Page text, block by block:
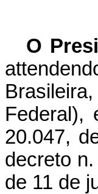
O
Federal),
20.047,
decreto
de 11 de